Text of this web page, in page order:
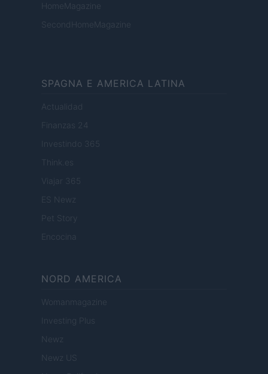
HomeMagazine
SecondHomeMagazine
SPAGNA E AMERICA LATINA
Actualidad
Finanzas 24
Investindo 365
Think.es
Viajar 365
ES Newz
Pet Story
Encocina
NORD AMERICA
Womanmagazine
Investing Plus
Newz
Newz US